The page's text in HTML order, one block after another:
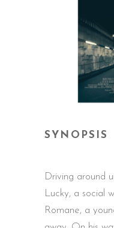
SYNOPSIS
Driving around
Lucky, a social
Romane, a